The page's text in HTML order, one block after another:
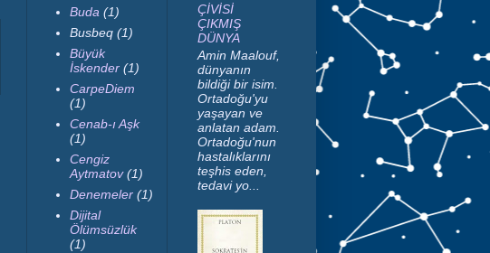
Buda (1)
Busbeq (1)
Büyük
İskender (1)
CarpeDiem
(1)
Cenab-ı Aşk
(1)
Cengiz
Aytmatov (1)
Denemeler (1)
Dijital
Ölümsüzlük
(1)
ÇİVİSİ
ÇIKMIŞ
DÜNYA
Amin Maalouf,
dünyanın
bildiği bir isim.
Ortadoğu'yu
yaşayan ve
anlatan adam.
Ortadoğu'nun
hastalıklarını
teşhis eden,
tedavi yo...